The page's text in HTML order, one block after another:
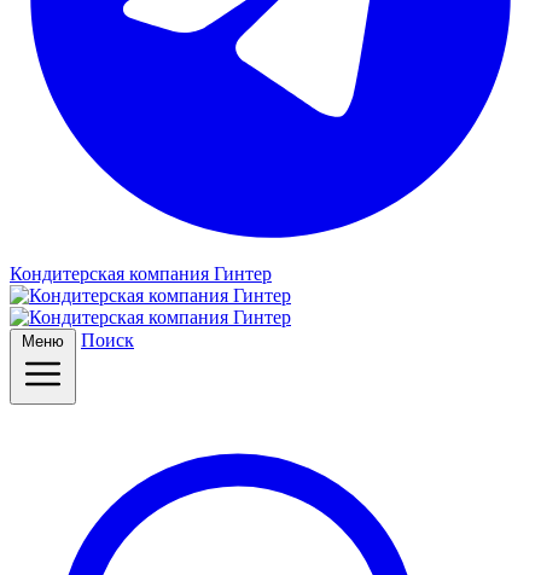
Кондитерская компания Гинтер
Меню Поиск